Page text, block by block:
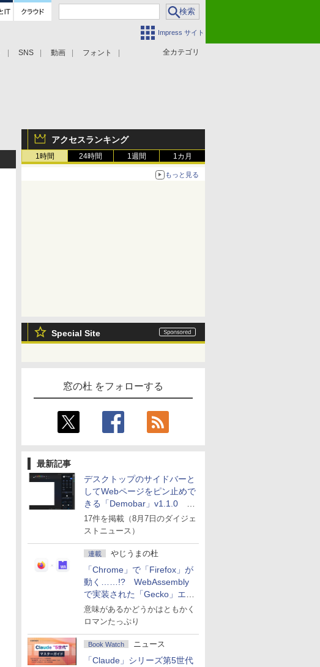
Impress サイト
全カテゴリ
SNS 動画 フォント
アクセスランキング
1時間 24時間 1週間 1カ月
もっと見る
Special Site
窓の杜 をフォローする
最新記事
デスクトップのサイドバーと
してWebページをピン止めで
きる「Demobar」v1.1.0 ほ
か
17件を掲載（8月7日のダイジェ
ストニュース）
連載 やじうまの杜
「Chrome」で「Firefox」が
動く……!? WebAssembly
で実装された「Gecko」エン
ジン
意味があるかどうかはともかく
ロマンたっぷり
Book Watch ニュース
「Claude」シリーズ第5世代